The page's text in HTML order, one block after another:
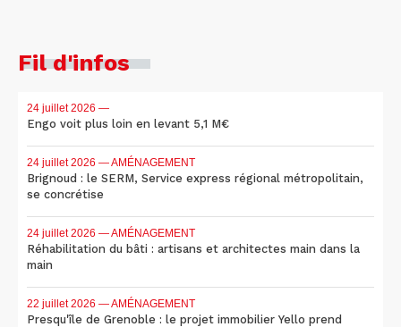
Fil d'infos
24 juillet 2026 —
Engo voit plus loin en levant 5,1 M€
24 juillet 2026 — AMÉNAGEMENT
Brignoud : le SERM, Service express régional métropolitain,
se concrétise
24 juillet 2026 — AMÉNAGEMENT
Réhabilitation du bâti : artisans et architectes main dans la
main
22 juillet 2026 — AMÉNAGEMENT
Presqu'île de Grenoble : le projet immobilier Yello prend